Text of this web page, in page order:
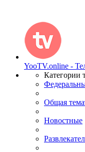
YooTV.online -
Категории
Общая
Новостные